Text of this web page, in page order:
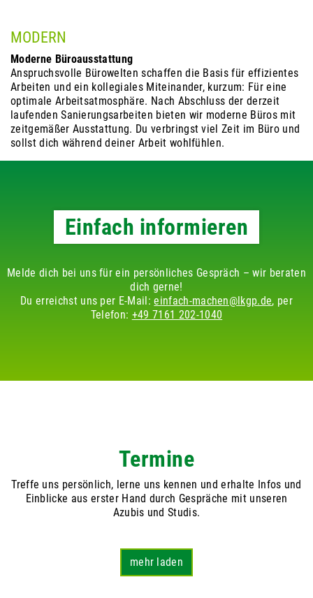
MODERN
Moderne Büroausstattung
Anspruchsvolle Bürowelten schaffen die Basis für effizientes
Arbeiten und ein kollegiales Miteinander, kurzum: Für eine
optimale Arbeitsatmosphäre. Nach Abschluss der derzeit
laufenden Sanierungsarbeiten bieten wir moderne Büros mit
zeitgemäßer Ausstattung. Du verbringst viel Zeit im Büro und
sollst dich während deiner Arbeit wohlfühlen.
Einfach informieren
Melde dich bei uns für ein persönliches Gespräch – wir beraten
dich gerne!
Du erreichst uns per E-Mail:einfach-machen@lkgp.de, per
Telefon: +49 7161 202-1040
Termine
Treffe uns persönlich, lerne uns kennen und erhalte Infos und
Einblicke aus erster Hand durch Gespräche mit unseren
Azubis und Studis.
mehr laden